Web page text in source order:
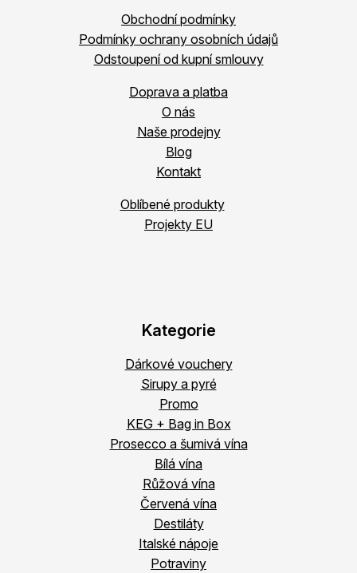
Obchodní podmínky
Podmínky ochrany osobních údajů
Odstoupení od kupní smlouvy
Doprava a platba
O nás
Naše prodejny
Blog
Kontakt
Oblíbené produkty
Projekty EU
Kategorie
Dárkové vouchery
Sirupy a pyré
Promo
KEG + Bag in Box
Prosecco a šumivá vína
Bílá vína
Růžová vína
Červená vína
Destiláty
Italské nápoje
Potraviny